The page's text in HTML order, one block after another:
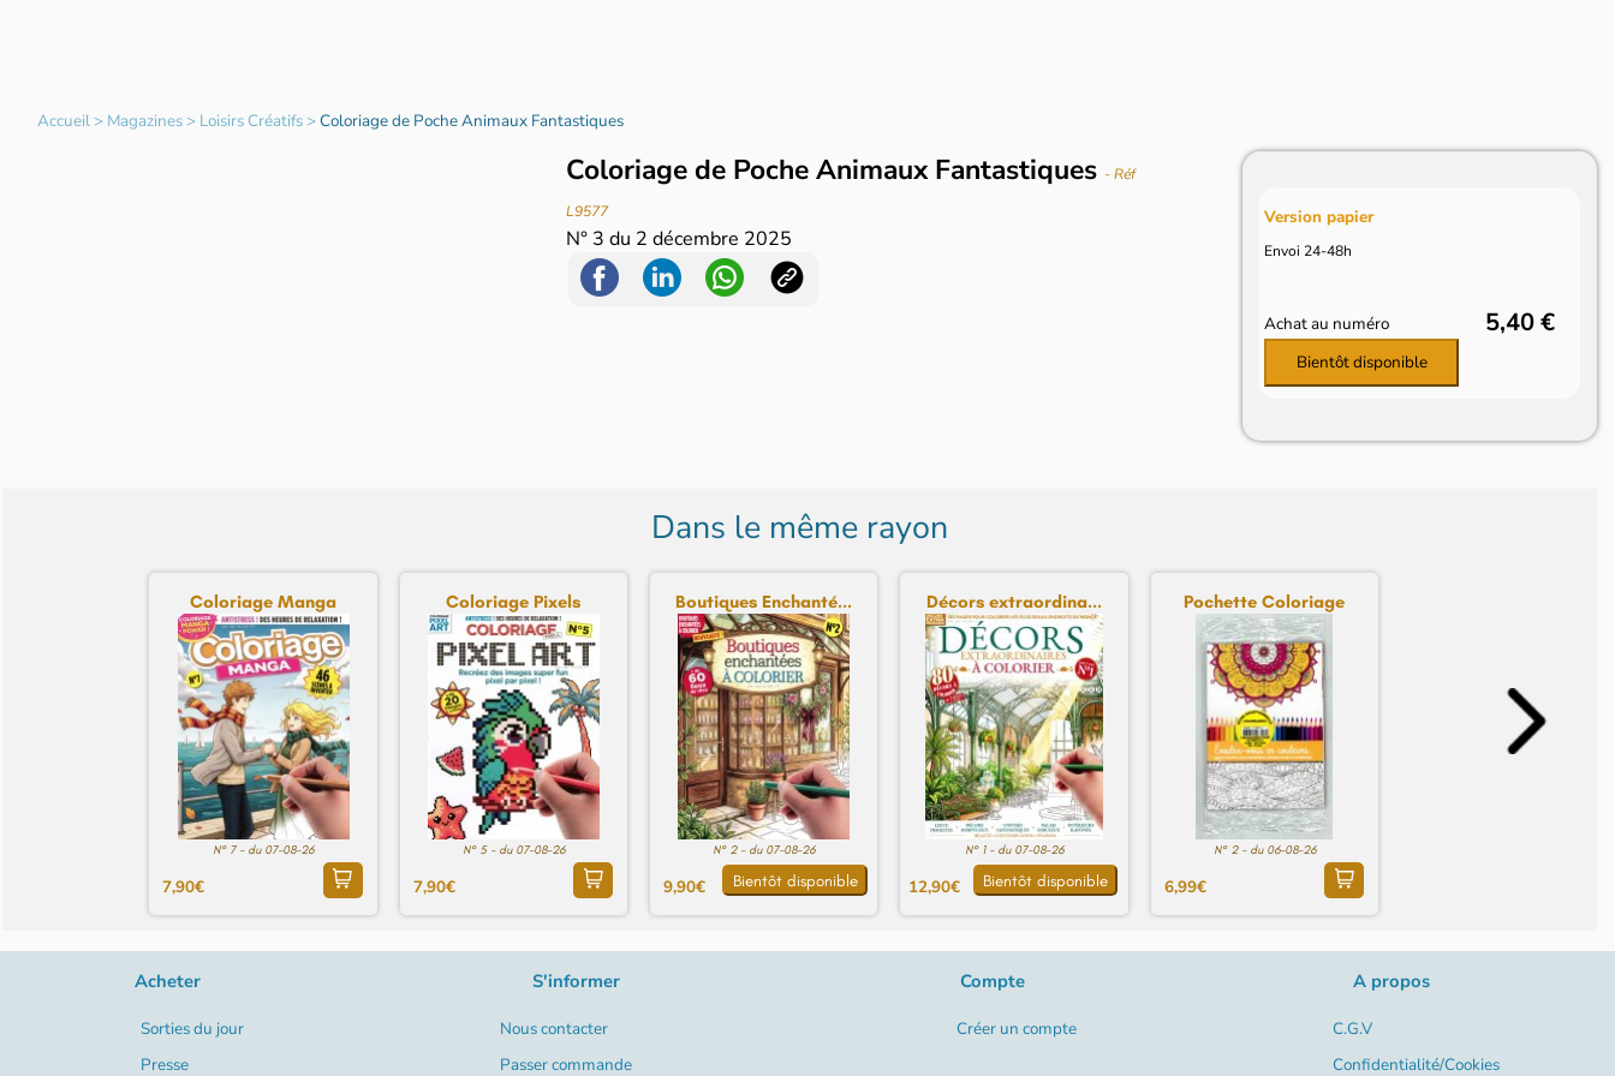
Accueil> Magazines> Loisirs Créatifs>Coloriage de Poche Animaux Fantastiques
Coloriage de Poche Animaux Fantastiques - Réf
L9577
N° 3 du 2 décembre 2025
Version papier
Envoi 24-48h
Achat au numéro 5,40 €
Bientôt disponible
Dans le même rayon
Coloriage Manga
N° 7 - du 07-08-26
7,90€
Coloriage Pixels
N° 5 - du 07-08-26
7,90€
Boutiques Enchanté...
N° 2 - du 07-08-26
9,90€ Bientôt disponible
Décors extraordina...
N° 1 - du 07-08-26
12,90€ Bientôt disponible
Pochette Coloriage
N° 2 - du 06-08-26
6,99€
Acheter
Sorties du jour
Presse
S'informer
Nous contacter
Passer commande
Compte
Créer un compte
A propos
C.G.V
Confidentialité/Cookies